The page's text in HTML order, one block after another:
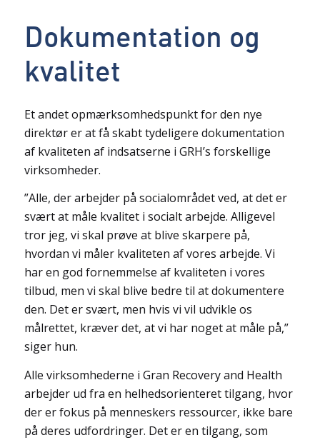
Dokumentation og
kvalitet
Et andet opmærksomhedspunkt for den nye
direktør er at få skabt tydeligere dokumentation
af kvaliteten af indsatserne i GRH’s forskellige
virksomheder.
”Alle, der arbejder på socialområdet ved, at det er
svært at måle kvalitet i socialt arbejde. Alligevel
tror jeg, vi skal prøve at blive skarpere på,
hvordan vi måler kvaliteten af vores arbejde. Vi
har en god fornemmelse af kvaliteten i vores
tilbud, men vi skal blive bedre til at dokumentere
den. Det er svært, men hvis vi vil udvikle os
målrettet, kræver det, at vi har noget at måle på,”
siger hun.
Alle virksomhederne i Gran Recovery and Health
arbejder ud fra en helhedsorienteret tilgang, hvor
der er fokus på menneskers ressourcer, ikke bare
på deres udfordringer. Det er en tilgang, som